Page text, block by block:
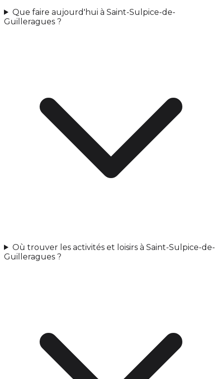
Que faire aujourd'hui à Saint-Sulpice-de-
Guilleragues ?
Où trouver les activités et loisirs à Saint-Sulpice-de-
Guilleragues ?